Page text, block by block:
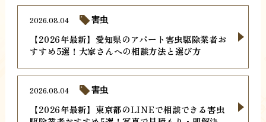
【2026年最新】愛知県のアパート害虫駆除業者お
すすめ5選！大家さんへの相談方法と選び方
2026.08.04 害虫
【2026年最新】東京都のLINEで相談できる害虫
2026.08.04 害虫